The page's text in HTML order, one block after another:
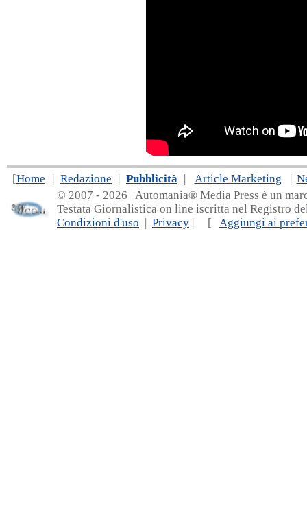
[Home | Redazione | Pubblicità | Article Marketing |
© 2007 - 2026 Automania® Media Press è un
Testata Giornalistica on line iscritta nel Registro
Condizioni d'uso | Privacy | [ Aggiungi ai